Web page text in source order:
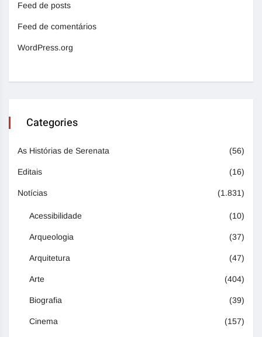
Feed de posts
Feed de comentários
WordPress.org
Categories
As Histórias de Serenata (56)
Editais (16)
Notícias (1.831)
Acessibilidade (10)
Arqueologia (37)
Arquitetura (47)
Arte (404)
Biografia (39)
Cinema (157)